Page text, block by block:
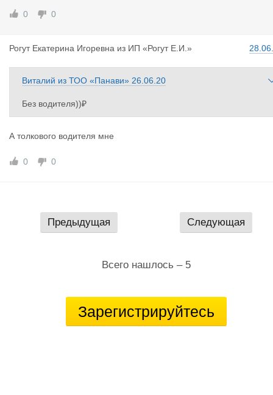
0 0
Рогут Екатерина Игоревна из ИП «Рогут Е.И.»
Виталий из ТОО «Панави» 26.06.20
Без водителя))₽
А толкового водителя мне
0 0
Предыдущая Следующая
Всего нашлось – 5
Зарегистрируйтесь